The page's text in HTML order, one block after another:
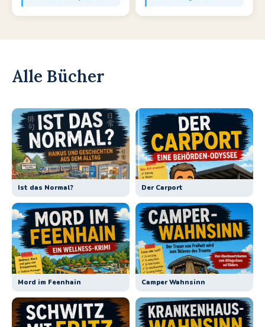
Alle Bücher
Ist das Normal? Der Carport
Mord im Feenhain Camper Wahnsinn